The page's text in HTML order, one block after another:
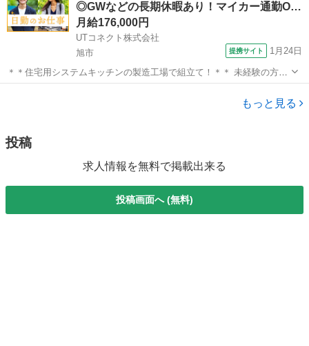
支給 給料相談（短期ア...◎GWなどの長期休暇あり！マイカー通勤O…
月給176,000円
UTコネクト株式会社
旭市
提携サイト 1月24日
＊＊住宅用システムキッチンの製造工場で組立て！＊＊ 未経験の方歓
迎！ 細かい作業をするのが得意な方にオススメのお仕事★ わからない
ことがあればすぐ聞ける環境なので、 初めての方も安心です♪ 20代・もっと見る
投稿
求人情報を無料で掲載出来る
投稿画面へ (無料)